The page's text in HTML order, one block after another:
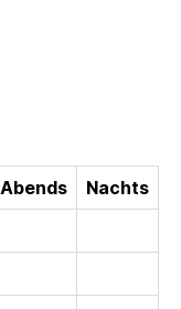
Abends
Nachts